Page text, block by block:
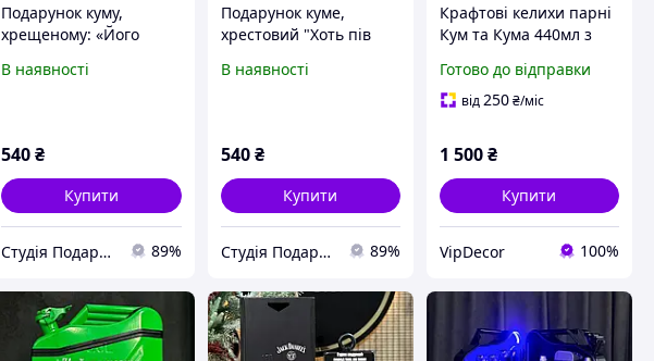
Подарунок куму,
хрещеному: «Його
найкращий у світі
набір для хрещеного
В наявності
540₴
Купити
Студія Подарунків 89%
Подарунок куме,
хрестовий "Хоть пів
знайти" подушка та
В наявності
540 ₴
Купити
Студія Подарунків 89%
Крафтові келихи парні
Кум та Кума 440мл з
кухлів для пива
подарунок хрещеним
Готово до відправки
від250₴/міс
1 500₴
Купити
VipDecor 100%